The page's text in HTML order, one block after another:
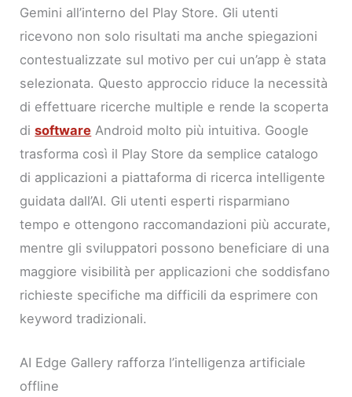
Gemini all’interno del Play Store. Gli utenti
ricevono non solo risultati ma anche spiegazioni
contestualizzate sul motivo per cui un’app è stata
selezionata. Questo approccio riduce la necessità
di effettuare ricerche multiple e rende la scoperta
disoftware Android molto più intuitiva. Google
trasforma così il Play Store da semplice catalogo
di applicazioni a piattaforma di ricerca intelligente
guidata dall’AI. Gli utenti esperti risparmiano
tempo e ottengono raccomandazioni più accurate,
mentre gli sviluppatori possono beneficiare di una
maggiore visibilità per applicazioni che soddisfano
richieste specifiche ma difficili da esprimere con
keyword tradizionali.
AI Edge Gallery rafforza l’intelligenza artificiale
offline